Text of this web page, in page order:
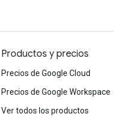
Productos y precios
Precios de Google Cloud
Precios de Google Workspace
Ver todos los productos